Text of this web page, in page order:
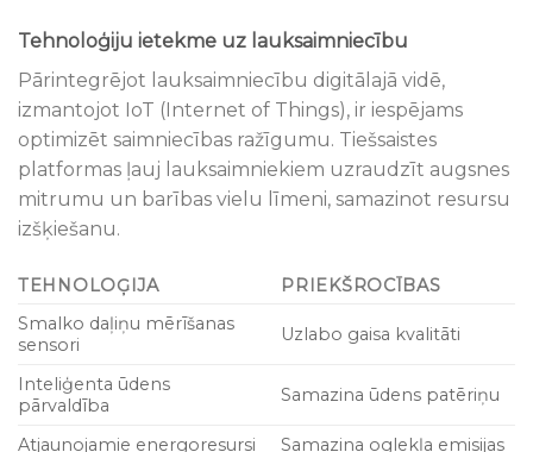
Tehnoloģiju ietekme uz lauksaimniecību
Pārintegrējot lauksaimniecību digitālajā vidē,
izmantojot IoT (Internet of Things), ir iespējams
optimizēt saimniecības ražīgumu. Tiešsaistes
platformas ļauj lauksaimniekiem uzraudzīt augsnes
mitrumu un barības vielu līmeni, samazinot resursu
izšķiešanu.
TEHNOLOĢIJA
PRIEKŠROCĪBAS
Smalko daļiņu mērīšanas
sensori
Uzlabo gaisa kvalitāti
Inteliģenta ūdens
pārvaldība
Samazina ūdens patēriņu
Atjaunojamie energoresursi Samazina oglekļa emisijas